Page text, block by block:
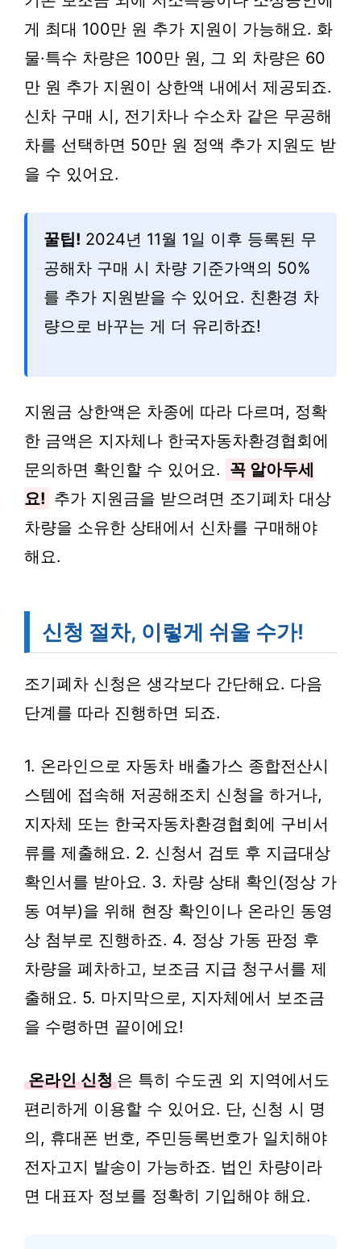
게 최대 100만 원 추가 지원이 가능해요. 화
물·특수 차량은 100만 원, 그 외 차량은 60
만 원 추가 지원이 상한액 내에서 제공되죠.
신차 구매 시, 전기차나 수소차 같은 무공해
차를 선택하면 50만 원 정액 추가 지원도 받
을 수 있어요.
꿀팁! 2024년 11월 1일 이후 등록된 무
공해차 구매 시 차량 기준가액의 50%
를 추가 지원받을 수 있어요. 친환경 차
량으로 바꾸는 게 더 유리하죠!
지원금 상한액은 차종에 따라 다르며, 정확
한 금액은 지자체나 한국자동차환경협회에
문의하면 확인할 수 있어요. 꼭 알아두세
요! 추가 지원금을 받으려면 조기폐차 대상
차량을 소유한 상태에서 신차를 구매해야
해요.
신청 절차, 이렇게 쉬울 수가!
조기폐차 신청은 생각보다 간단해요. 다음
단계를 따라 진행하면 되죠.
1. 온라인으로 자동차 배출가스 종합전산시
스템에 접속해 저공해조치 신청을 하거나,
지자체 또는 한국자동차환경협회에 구비서
류를 제출해요. 2. 신청서 검토 후 지급대상
확인서를 받아요. 3. 차량 상태 확인(정상 가
동 여부)을 위해 현장 확인이나 온라인 동영
상 첨부로 진행하죠. 4. 정상 가동 판정 후
차량을 폐차하고, 보조금 지급 청구서를 제
출해요. 5. 마지막으로, 지자체에서 보조금
을 수령하면 끝이에요!
온라인 신청 은 특히 수도권 외 지역에서도
편리하게 이용할 수 있어요. 단, 신청 시 명
의, 휴대폰 번호, 주민등록번호가 일치해야
전자고지 발송이 가능하죠. 법인 차량이라
면 대표자 정보를 정확히 기입해야 해요.